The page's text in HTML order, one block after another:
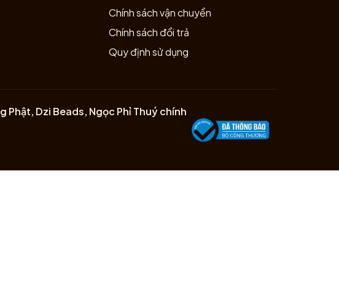
Chính sách vận chuyển
Chính sách đổi trả
Quy định sử dụng
Phật, Dzi Beads, Ngọc Phỉ Thuý chính